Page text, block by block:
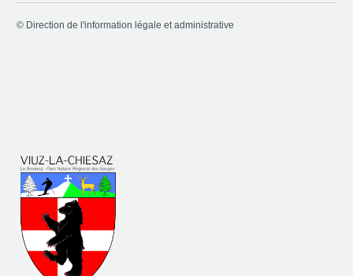
© Direction de l'information légale et administrative